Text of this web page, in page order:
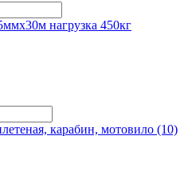
нагрузка 450кг
карабин, мотовило (10)